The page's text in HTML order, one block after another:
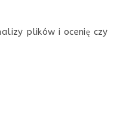
plików i ocenię czy